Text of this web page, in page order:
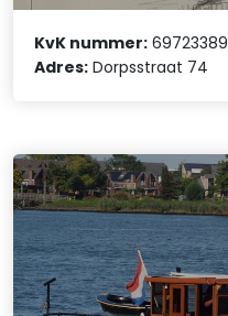
KvK nummer: 69723389
Adres: Dorpsstraat 74